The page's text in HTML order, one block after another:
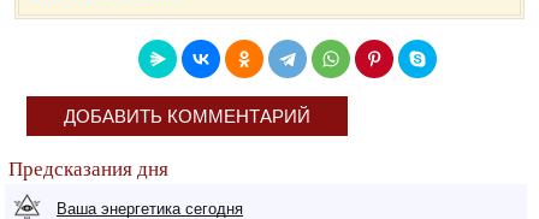
ДОБАВИТЬ КОММЕНТАРИЙ
Предсказания дня
Ваша энергетика сегодня